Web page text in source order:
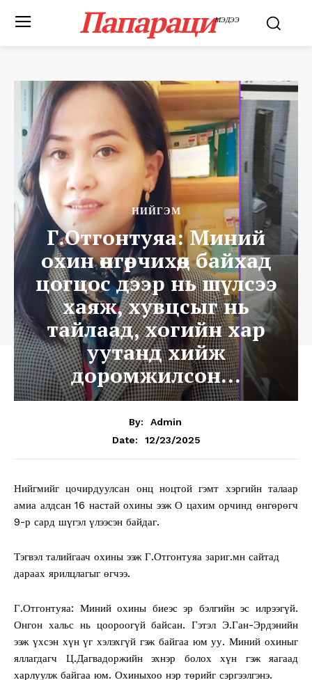
ПапарациМЭДЭЭ
НИЙГЭМ
Г.Отгонтуяа: Миний
охин өнгөрчихөөд байхад
цогцос дээр нь шүлсээ
хаяж, хувцсыг нь
тайлаад, хогийн хар
уутанд хийж
доромжилсон…
By:
Admin
Date:
12/23/2025
Нийгмийг цочирдуулсан онц ноцтой гэмт хэргийн талаар
амиа алдсан 16 настай охины ээж О цахим орчинд өнгөрөгч
9-р сард шүгэл үлээсэн байдаг.
Тэгвэл талийгаач охины ээж Г.Отгонтуяа зариг.мн сайтад
дараах ярилцлагыг өгчээ.
Г.Отгонтуяа: Миний охины биеэс эр бэлгийн эс илрээгүй.
Онгон хальс нь цоороогүй байсан. Гэтэл Э.Ган-Эрдэнийн
ээж үхсэн хүн үг хэлэхгүй гэж байгаа юм уу. Миний охиныг
яллагдагч Ц.Дагвадоржийн эхнэр болох хүн гэж яагаад
харлуулж байгаа юм. Охиныхоо нэр төрийг сэргээлгэнэ.